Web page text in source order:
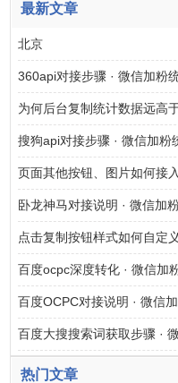
最新文章
北京
360api对接步骤 · 微信加粉
为何后台复制统计数据远高
搜狗api对接步骤 · 微信加粉
页面其他按钮、图片如何接
卧龙神马对接说明 · 微信加
点击复制按钮样式如何自定
百度ocpc深度转化 · 微信加
百度OCPC对接说明 · 微信
百度大搜搜索词获取步骤 ·
热门文章